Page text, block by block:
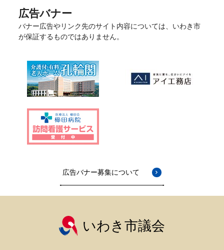
広告バナー
バナー広告やリンク先のサイト内容については、いわき市
が保証するものではありません。
広告バナー募集について
いわき市議会